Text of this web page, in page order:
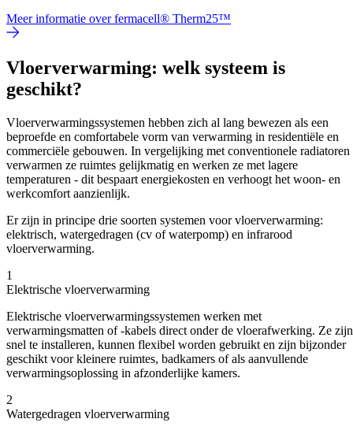
Meer informatie over fermacell® Therm25™
Vloerverwarming: welk systeem is
geschikt?
Vloerverwarmingssystemen hebben zich al lang bewezen als een
beproefde en comfortabele vorm van verwarming in residentiële en
commerciële gebouwen. In vergelijking met conventionele radiatoren
verwarmen ze ruimtes gelijkmatig en werken ze met lagere
temperaturen - dit bespaart energiekosten en verhoogt het woon- en
werkcomfort aanzienlijk.
Er zijn in principe drie soorten systemen voor vloerverwarming:
elektrisch, watergedragen (cv of waterpomp) en infrarood
vloerverwarming.
1
Elektrische vloerverwarming
Elektrische vloerverwarmingssystemen werken met
verwarmingsmatten of -kabels direct onder de vloerafwerking. Ze zijn
snel te installeren, kunnen flexibel worden gebruikt en zijn bijzonder
geschikt voor kleinere ruimtes, badkamers of als aanvullende
verwarmingsoplossing in afzonderlijke kamers.
2
Watergedragen vloerverwarming